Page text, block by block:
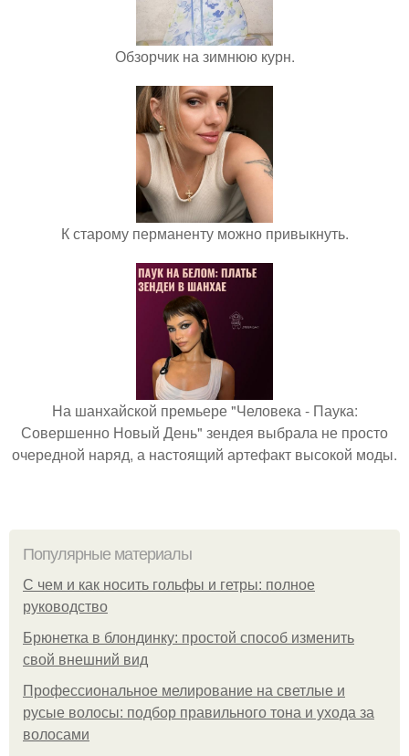
Обзорчик на зимнюю курн.
К старому перманенту можно привыкнуть.
На шанхайской премьере "Человека - Паука:
Совершенно Новый День" зендея выбрала не просто
очередной наряд, а настоящий артефакт высокой моды.
Популярные материалы
С чем и как носить гольфы и гетры: полное
руководство
Брюнетка в блондинку: простой способ изменить
свой внешний вид
Профессиональное мелирование на светлые и
русые волосы: подбор правильного тона и ухода за
волосами